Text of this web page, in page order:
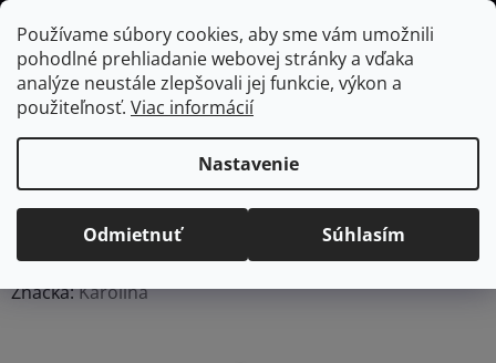
Používame súbory cookies, aby sme vám umožnili
pohodlné prehliadanie webovej stránky a vďaka
analýze neustále zlepšovali jej funkcie, výkon a
použiteľnosť. Viac informácií
Nastavenie
Odmietnuť Súhlasím
Prejsť
na
obsah
Hľadať
Domov
/ Vybavenie do jedálne / Čaj a káva / Kanvice na čaj
castel porcelánový čajník, 1200 ml
Karolina castel
porcelánový čajník, 1200
ml
Priemerné
hodnotenie
NeohodnotenéPodrobnosti hodnotenia
Značka:Karolina